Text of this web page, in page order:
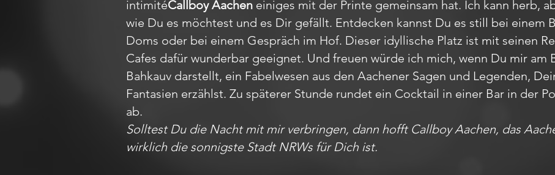
intimitéCallboy Aachen einiges mit der Printe gemeinsam hat. Ich kann herb,
wie Du es möchtest und es Dir gefällt. Entdecken kannst Du es still bei einem
Doms oder bei einem Gespräch im Hof. Dieser idyllische Platz ist mit seinen
Cafes dafür wunderbar geeignet. Und freuen würde ich mich, wenn Du mir am
Bahkauv darstellt, ein Fabelwesen aus den Aachener Sagen und Legenden,
Fantasien erzählst. Zu späterer Stunde rundet ein Cocktail in einer Bar in der
ab.
Solltest Du die Nacht mit mir verbringen, dann hofft Callboy Aachen, das
wirklich die sonnigste Stadt NRWs für Dich ist.